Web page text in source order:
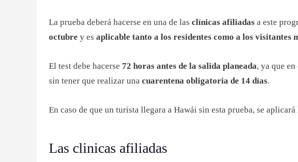
La prueba deberá hacerse en una de las clínicas afiliadas a este
octubre y es aplicable tanto a los residentes como a los visitantes
El test debe hacerse 72 horas antes de la salida planeada, ya que
sin tener que realizar una cuarentena obligatoria de 14 días.
En caso de que un turista llegara a Hawái sin esta prueba, se
Las clinicas afiliadas